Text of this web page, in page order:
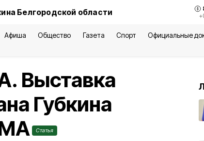
Белгородской области
Афиша Общество Газета Спорт Официальные
Выставка
Губкина
Статья